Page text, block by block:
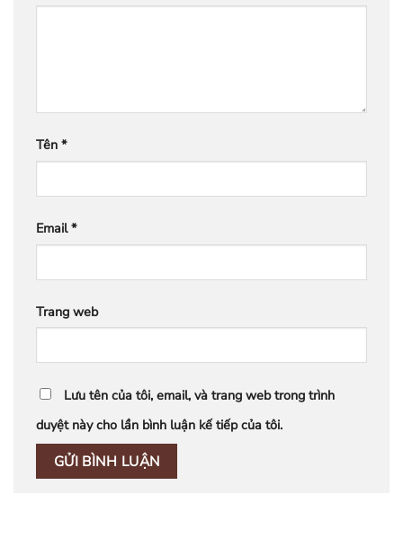
Tên *
Email*
Trang web
Lưu tên của tôi, email, và trang web trong trình
duyệt này cho lần bình luận kế tiếp của tôi.